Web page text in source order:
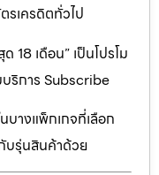
รเครดิตทั่วไป
18 เดือน” เป็นโปรโม
ริการ Subscribe
บางแพ็กเกจที่เลือก
บรุ่นสินค้าด้วย